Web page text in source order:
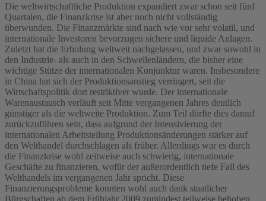
Die weltwirtschaftliche Produktion expandiert zwar schon seit fünf
Quartalen, die Finanzkrise ist aber noch nicht vollständig
überwunden. Die Finanzmärkte sind nach wie vor sehr volatil, und
internationale Investoren bevorzugen sichere und liquide Anlagen.
Zuletzt hat die Erholung weltweit nachgelassen, und zwar sowohl in
den Industrie- als auch in den Schwellenländern, die bisher eine
wichtige Stütze der internationalen Konjunktur waren. Insbesondere
in China hat sich der Produktionsanstieg verringert, seit die
Wirtschaftspolitik dort restriktiver wurde. Der internationale
Warenaustausch verläuft seit Mitte vergangenen Jahres deutlich
günstiger als die weltweite Produktion. Zum Teil dürfte dies darauf
zurückzuführen sein, dass aufgrund der Intensivierung der
internationalen Arbeitsteilung Produktionsänderungen stärker auf
den Welthandel durchschlagen als früher. Allerdings war es durch
die Finanzkrise wohl zeitweise auch schwierig, internationale
Geschäfte zu finanzieren, wofür der außerordentlich tiefe Fall des
Welthandels im vergangenen Jahr spricht. Diese
Finanzierungsprobleme konnten wohl auch dank staatlicher
Bürgschaften ab dem Frühjahr 2009 zumindest teilweise behoben